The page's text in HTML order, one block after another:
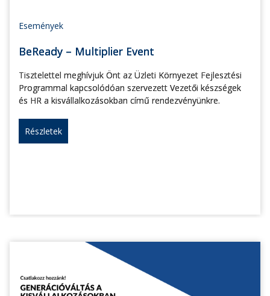
Események
BeReady – Multiplier Event
Tisztelettel meghívjuk Önt az Üzleti Környezet Fejlesztési
Programmal kapcsolódóan szervezett Vezetői készségek
és HR a kisvállalkozásokban című rendezvényünkre.
Részletek